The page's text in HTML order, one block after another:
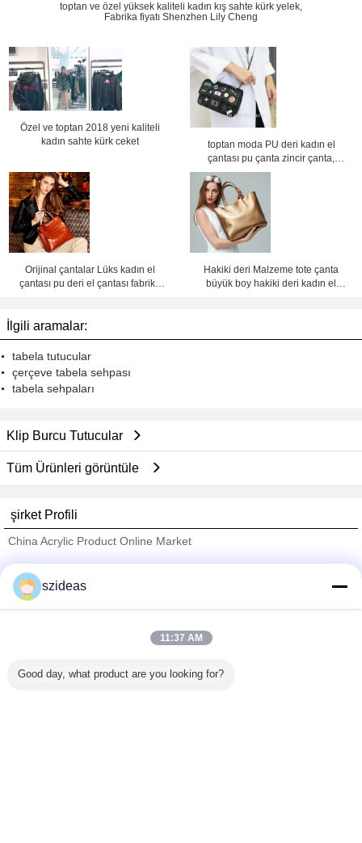
toptan ve özel yüksek kaliteli kadın kış sahte kürk yelek,
Fabrika fiyatı Shenzhen Lily Cheng
Özel ve toptan 2018 yeni kaliteli
kadın sahte kürk ceket
toptan moda PU deri kadın el
çantası pu çanta zincir çanta,
crossbody çanta,Fabrika fiyatı
Shenzhen Lily Cheng
Orijinal çantalar Lüks kadın el
çantası pu deri el çantası fabrika
Hakiki deri Malzeme tote çanta
büyük boy hakiki deri kadın el
İlgili aramalar:
tabela tutucular
çerçeve tabela sehpası
tabela sehpaları
Klip Burcu Tutucular
Tüm Ürünleri görüntüle
şirket Profili
China Acrylic Product Online Market
Trust Seal
Tüm ürünler
szideas
11:37 AM
Good day, what product are you looking for?